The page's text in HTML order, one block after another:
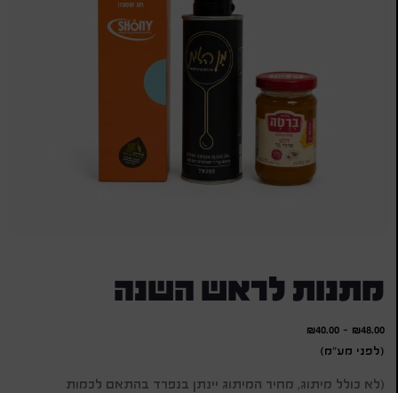
מתנות לראש השנה
₪48.00
-
₪40.00
(לפני מע"מ)
(לא כולל מיתוג, מחיר המיתוג יינתן בנפרד בהתאם לכמות